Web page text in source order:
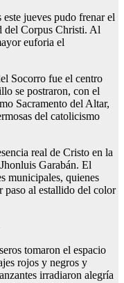
jueves pudo frenar el
del Corpus Christi. Al
euforia el
Socorro fue el centro
se postraron, con el
Sacramento del Altar,
del catolicismo
real de Cristo en la
Garabán. El
municipales, quienes
paso al estallido del color
tomaron el espacio
rojos y negros y
irradiaron alegría